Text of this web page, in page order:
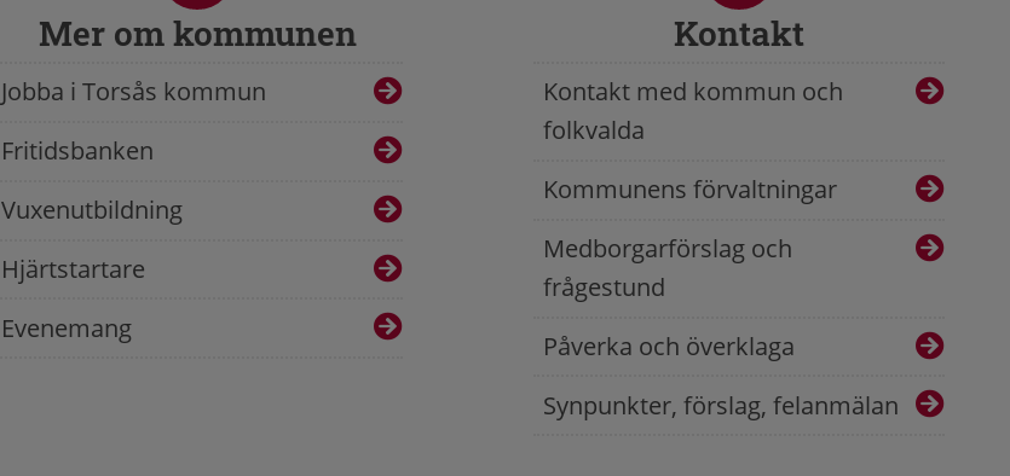
Mer om kommunen
Jobba i Torsås kommun
Fritidsbanken
Vuxenutbildning
Hjärtstartare
Evenemang
Kontakt
Kontakt med kommun och
folkvalda
Kommunens förvaltningar
Medborgarförslag och
frågestund
Påverka och överklaga
Synpunkter, förslag, felanmälan